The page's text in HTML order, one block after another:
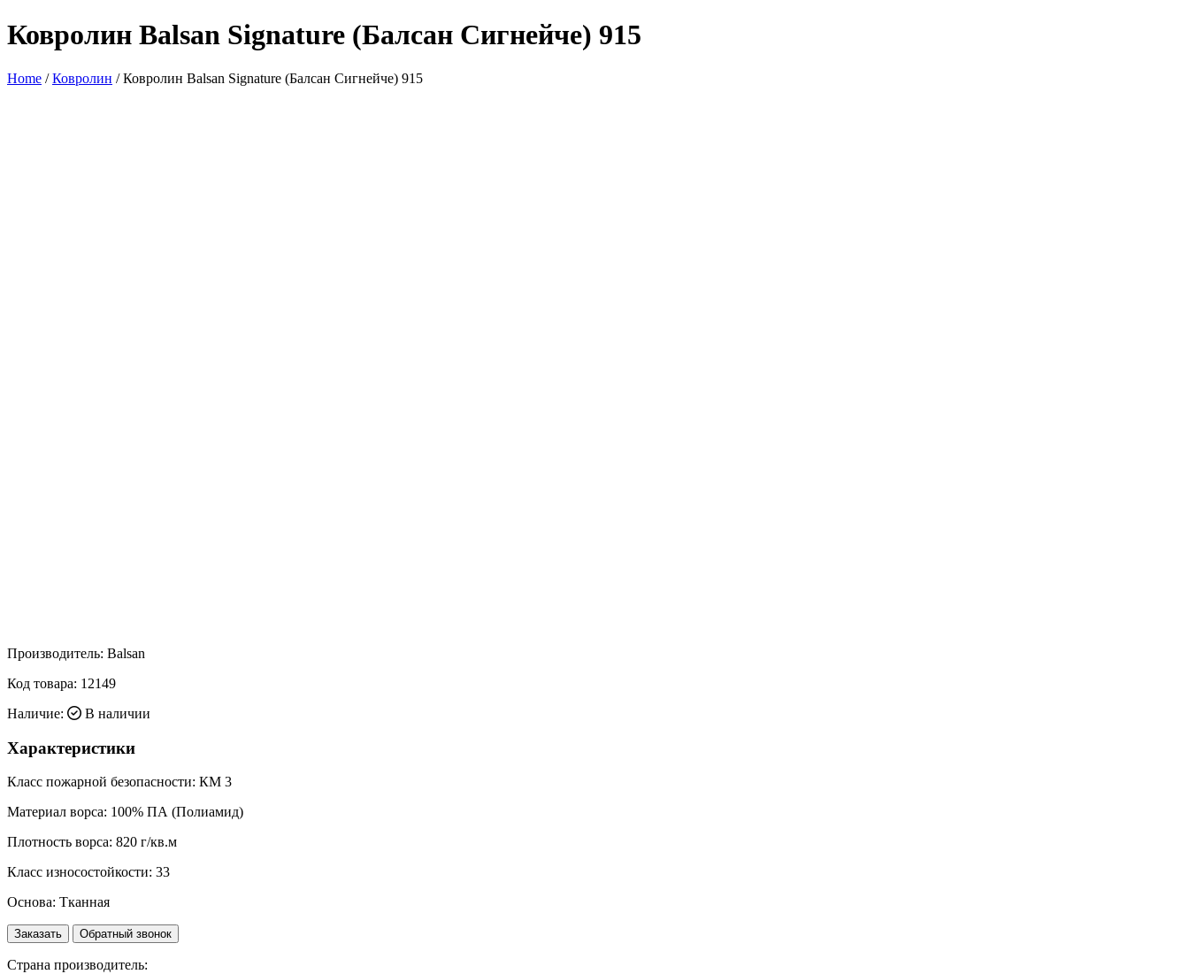
Ковролин Balsan Signature (Балсан Сигнейче) 915
Home /Ковролин / Ковролин Balsan Signature (Балсан Сигнейче) 915
Производитель: Balsan
Код товара: 12149
Наличие:
В наличии
Характеристики
Класс пожарной безопасности: КМ 3
Материал ворса: 100% ПА (Полиамид)
Плотность ворса: 820 г/кв.м
Класс износостойкости: 33
Основа: Тканная
Заказать Обратный звонок
Страна производитель: